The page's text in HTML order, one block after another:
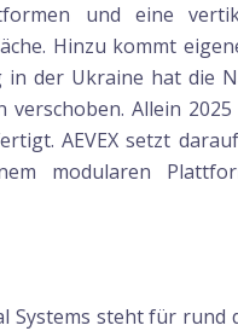
und eine
Hinzu kommt
der Ukraine hat die
Allein
AEVEX setzt
modularen
Systems steht für rund